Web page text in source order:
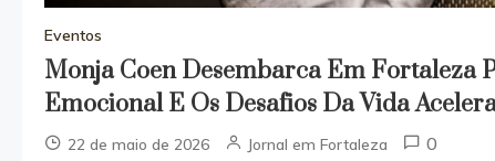
Eventos
Monja Coen Desembarca Em Fortaleza
Emocional E Os Desafios Da Vida
22 de maio de 2026 Jornal em Fortaleza 0